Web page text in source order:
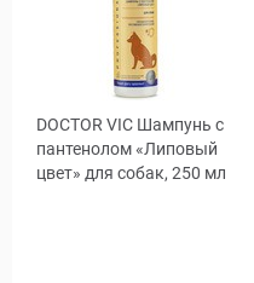
DOCTOR VIC Шампунь с
пантенолом «Липовый
цвет» для собак, 250 мл